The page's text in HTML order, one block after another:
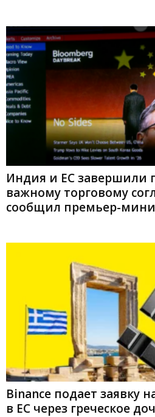
Индия и ЕС завершили
важному торговому
сообщил премьер-
Binance подает заявку
в ЕС через греческое